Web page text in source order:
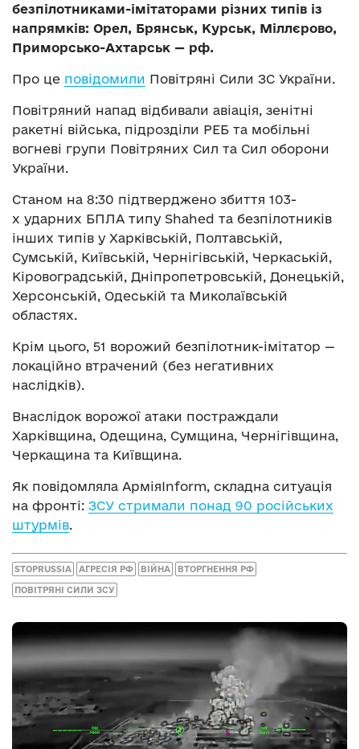
безпілотниками-імітаторами різних типів із
напрямків: Орел, Брянськ, Курськ, Міллєрово,
Приморсько-Ахтарськ — рф.
Про це повідомили Повітряні Сили ЗС України.
Повітряний напад відбивали авіація, зенітні
ракетні війська, підрозділи РЕБ та мобільні
вогневі групи Повітряних Сил та Сил оборони
України.
Станом на 8:30 підтверджено збиття 103-
х ударних БПЛА типу Shahed та безпілотників
інших типів у Харківській, Полтавській,
Сумській, Київській, Чернігівській, Черкаській,
Кіровоградській, Дніпропетровській, Донецькій,
Херсонській, Одеській та Миколаївській
областях.
Крім цього, 51 ворожий безпілотник-імітатор —
локаційно втрачений (без негативних
наслідків).
Внаслідок ворожої атаки постраждали
Харківщина, Одещина, Сумщина, Чернігівщина,
Черкащина та Київщина.
Як повідомляла АрміяInform, складна ситуація
на фронті: ЗСУ стримали понад 90 російських
штурмів.
STOPRUSSIA АГРЕСІЯ РФ ВІЙНА ВТОРГНЕННЯ РФ
ПОВІТРЯНІ СИЛИ ЗСУ